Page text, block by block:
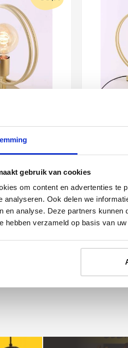
gebruik van cookies
om content en advertenties te
analyseren. Ook delen we
en analyse. Deze partners
hebben verzameld op basis van
- goud
30cm
61081
- 12 werkdagen
-